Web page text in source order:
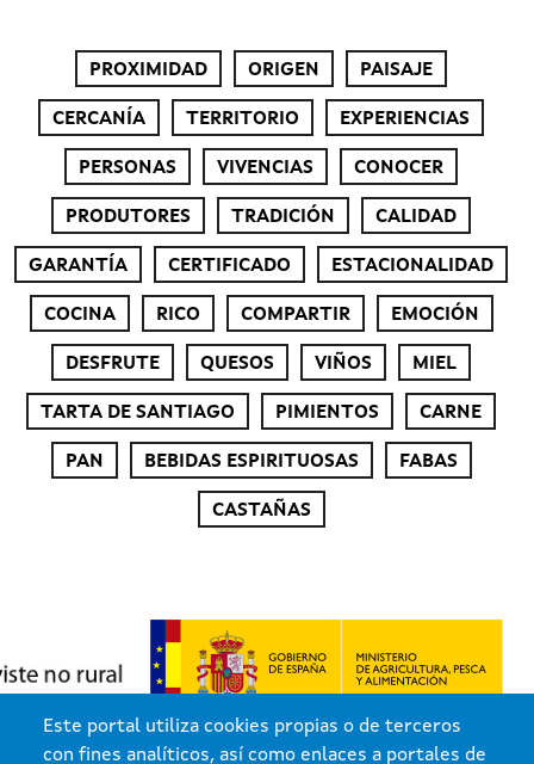
Este portal utiliza cookies propias o de terceros
con fines analíticos, así como enlaces a portales de
PROXIMIDAD ORIGEN PAISAJE
CERCANÍA TERRITORIO EXPERIENCIAS
PERSONAS VIVENCIAS CONOCER
PRODUTORES TRADICIÓN CALIDAD
GARANTÍA CERTIFICADO ESTACIONALIDAD
COCINA RICO COMPARTIR EMOCIÓN
DESFRUTE QUESOS VIÑOS MIEL
TARTA DE SANTIAGO PIMIENTOS CARNE
PAN BEBIDAS ESPIRITUOSAS FABAS
CASTAÑAS